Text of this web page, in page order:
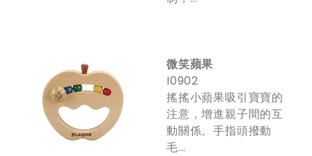
微笑蘋果
I0902
搖搖小蘋果吸引寶寶的
注意，增進親子間的互
動關係。手指頭撥動
毛...